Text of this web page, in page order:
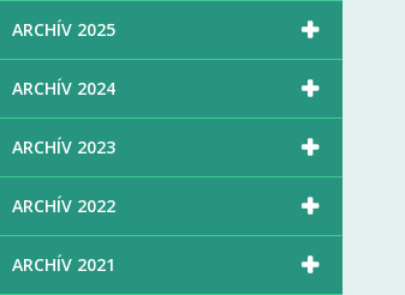
ARCHÍV 2025 
ARCHÍV 2024 
ARCHÍV 2023 
ARCHÍV 2022 
ARCHÍV 2021 